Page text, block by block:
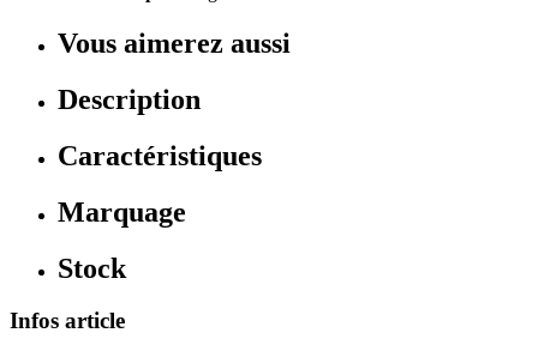
Vous aimerez aussi
Description
Caractéristiques
Marquage
Stock
Infos article